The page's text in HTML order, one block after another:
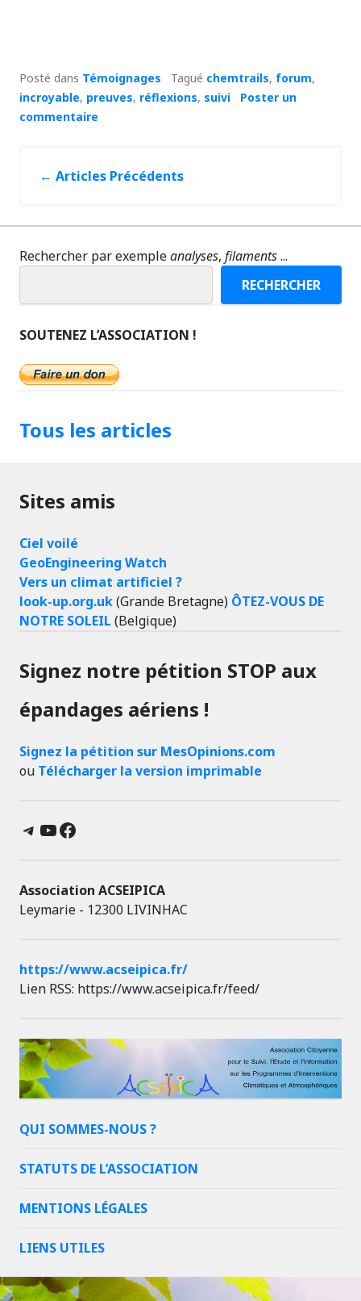
Posté dans Témoignages Tagué chemtrails, forum,
incroyable, preuves, réflexions, suivi
Poster un
commentaire
Navigation
des
articles
← Articles Précédents
Rechercher par exempleanalyses, filaments...
RECHERCHER
SOUTENEZ L’ASSOCIATION !
Tous les articles
Sites amis
Ciel voilé
GeoEngineering Watch
Vers un climat artificiel ?
look-up.org.uk(Grande Bretagne) ÔTEZ-VOUS DE
NOTRE SOLEIL (Belgique)
Signez notre pétition STOP aux
épandages aériens !
Signez la pétition sur MesOpinions.com
ou Télécharger la version imprimable
Telegram
YouTube
Facebook
Association ACSEIPICA
Leymarie - 12300 LIVINHAC
https://www.acseipica.fr/
Lien RSS: https://www.acseipica.fr/feed/
QUI SOMMES-NOUS ?
STATUTS DE L’ASSOCIATION
MENTIONS LÉGALES
LIENS UTILES